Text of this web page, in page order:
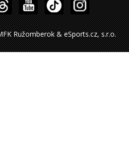
Ružomberok & eSports.cz, s.r.o.